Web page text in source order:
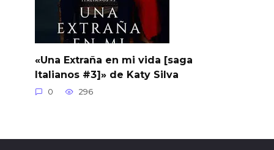
«Una Extraña en mi vida [saga
Italianos #3]» de Katy Silva
0 296